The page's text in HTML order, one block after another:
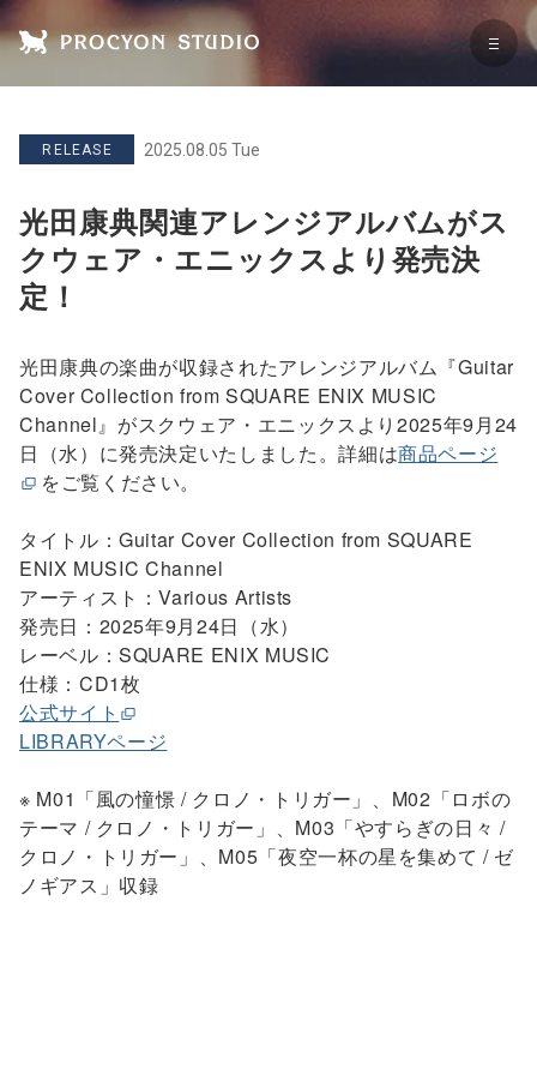
RELEASE 2025.08.05 Tue
光田康典関連アレンジアルバムがス
クウェア・エニックスより発売決
定！
光田康典の楽曲が収録されたアレンジアルバム『Guitar
Cover Collection from SQUARE ENIX MUSIC
Channel』がスクウェア・エニックスより2025年9月24
日（水）に発売決定いたしました。詳細は商品ページ
をご覧ください。
タイトル：Guitar Cover Collection from SQUARE
ENIX MUSIC Channel
アーティスト：Various Artists
発売日：2025年9月24日（水）
レーベル：SQUARE ENIX MUSIC
仕様：CD1枚
公式サイト
LIBRARYページ
※ M01「風の憧憬 / クロノ・トリガー」、M02「ロボの
テーマ / クロノ・トリガー」、M03「やすらぎの日々 /
クロノ・トリガー」、M05「夜空一杯の星を集めて / ゼ
ノギアス」収録